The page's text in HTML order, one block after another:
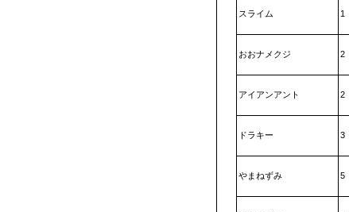
スライム 1
おおナメクジ 2
アイアンアント 2
ドラキー 3
やまねずみ 5